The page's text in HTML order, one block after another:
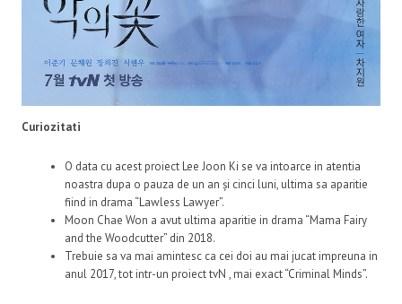
Curiozitati
O data cu acest proiect Lee Joon Ki se va intoarce in atentia
noastra dupa o pauza de un an și cinci luni, ultima sa aparitie
fiind in drama “Lawless Lawyer”.
Moon Chae Won a avut ultima aparitie in drama “Mama Fairy
and the Woodcutter” din 2018.
Trebuie sa va mai amintesc ca cei doi au mai jucat impreuna in
anul 2017, tot intr-un proiect tvN , mai exact “Criminal Minds”.